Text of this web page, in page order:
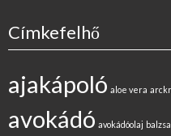
Címkefelhő
ajakápoló aloe vera
avokádó avokádóolaj